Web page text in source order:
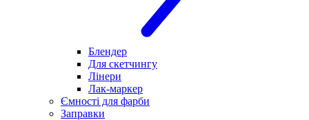
Блендер
Для скетчингу
Лінери
Лак-маркер
Ємності для фарби
Заправки